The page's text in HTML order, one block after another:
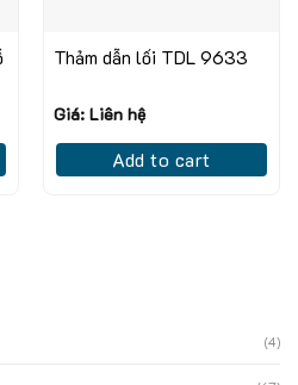
Thảm dẫn lối TDL 9633
Giá: Liên hệ
Add to cart
(4)